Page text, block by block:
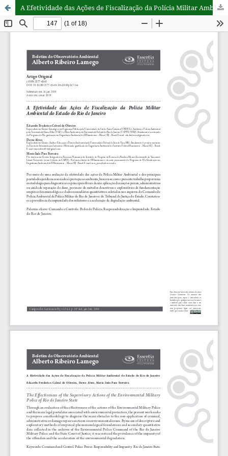
A Efetividade das Ações de Fiscalização da Polícia Militar Ambiental do Estado do Rio de Janeiro